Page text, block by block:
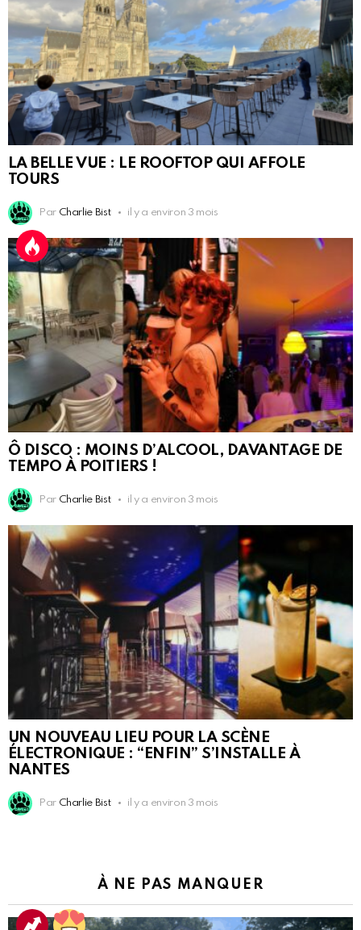
LA BELLE VUE : LE ROOFTOP QUI AFFOLE
TOURS
Par Charlie Bist il y a environ 3 mois
Ô DISCO : MOINS D’ALCOOL, DAVANTAGE DE
TEMPO À POITIERS !
Par Charlie Bist il y a environ 3 mois
UN NOUVEAU LIEU POUR LA SCÈNE
ÉLECTRONIQUE : “ENFIN” S’INSTALLE À
NANTES
Par Charlie Bist il y a environ 3 mois
À NE PAS MANQUER